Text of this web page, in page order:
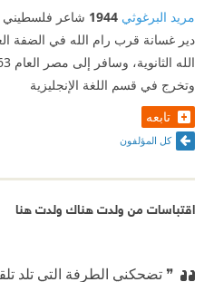
يسميها "هنا". فلا يبقى
البعيدة إلا أن أسميها
مريد البرغوثي 1944
دير غسانة قرب رام الله في الضفة
وتخرج في قسم اللغة الإنجليزية
تابعه
كل المؤلفون
اقتباسات من ولدت هناك ولدت هنا
❞ تضحكني الطرفة التي تلد